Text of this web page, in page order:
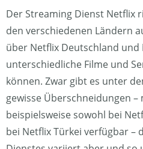
Der Streaming Dienst Netflix
den verschiedenen Ländern
über Netflix Deutschland und
unterschiedliche Filme und
können. Zwar gibt es unter
gewisse Überschneidungen –
beispielsweise sowohl bei
bei Netflix Türkei verfügbar –